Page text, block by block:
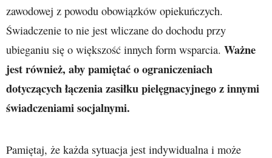
zawodowej z powodu obowiązków opiekuńczych.
Świadczenie to nie jest wliczane do dochodu przy
ubieganiu się o większość innych form wsparcia. Ważne
jest również, aby pamiętać o ograniczeniach
dotyczących łączenia zasiłku pielęgnacyjnego z innymi
świadczeniami socjalnymi.
Pamiętaj, że każda sytuacja jest indywidualna i może